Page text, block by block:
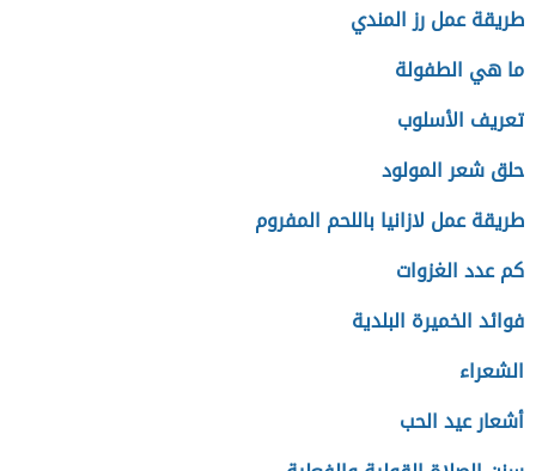
طريقة عمل رز المندي
ما هي الطفولة
تعريف الأسلوب
حلق شعر المولود
طريقة عمل لازانيا باللحم المفروم
كم عدد الغزوات
فوائد الخميرة البلدية
الشعراء
أشعار عيد الحب